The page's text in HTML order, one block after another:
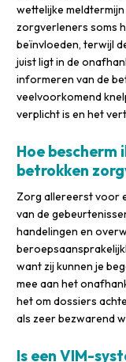
wettelijke
zorgverleners soms
beïnvloeden, terwijl
juist ligt in de
informeren van de
veelvoorkomend
verplicht is en het
Hoe bescherm
betrokken
Zorg allereerst voor
van de
handelingen en
want zij kunnen je
mee aan het
het om dossiers
als zeer bezwarend
Is een VIM-